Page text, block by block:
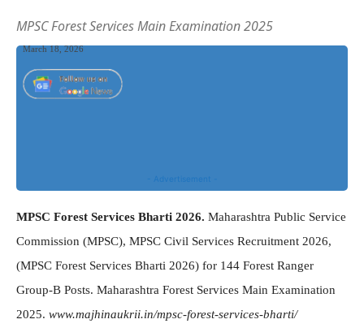
MPSC Forest Services Main Examination 2025
March 18, 2026
- Advertisement -
MPSC Forest Services Bharti 2026. Maharashtra Public Service
Commission (MPSC), MPSC Civil Services Recruitment 2026,
(MPSC Forest Services Bharti 2026) for 144 Forest Ranger
Group-B Posts. Maharashtra Forest Services Main Examination
2025. www.majhinaukrii.in/mpsc-forest-services-bharti/